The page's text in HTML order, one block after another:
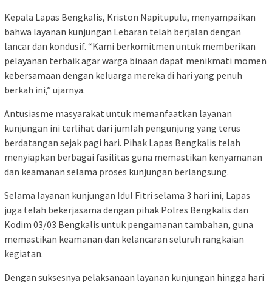
Kepala Lapas Bengkalis, Kriston Napitupulu, menyampaikan
bahwa layanan kunjungan Lebaran telah berjalan dengan
lancar dan kondusif. “Kami berkomitmen untuk memberikan
pelayanan terbaik agar warga binaan dapat menikmati momen
kebersamaan dengan keluarga mereka di hari yang penuh
berkah ini,” ujarnya.
Antusiasme masyarakat untuk memanfaatkan layanan
kunjungan ini terlihat dari jumlah pengunjung yang terus
berdatangan sejak pagi hari. Pihak Lapas Bengkalis telah
menyiapkan berbagai fasilitas guna memastikan kenyamanan
dan keamanan selama proses kunjungan berlangsung.
Selama layanan kunjungan Idul Fitri selama 3 hari ini, Lapas
juga telah bekerjasama dengan pihak Polres Bengkalis dan
Kodim 03/03 Bengkalis untuk pengamanan tambahan, guna
memastikan keamanan dan kelancaran seluruh rangkaian
kegiatan.
Dengan suksesnya pelaksanaan layanan kunjungan hingga hari